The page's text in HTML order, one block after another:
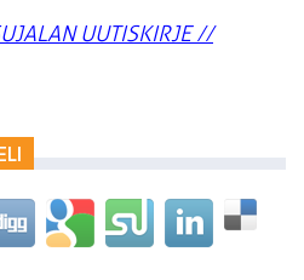
UUTISKIRJE //